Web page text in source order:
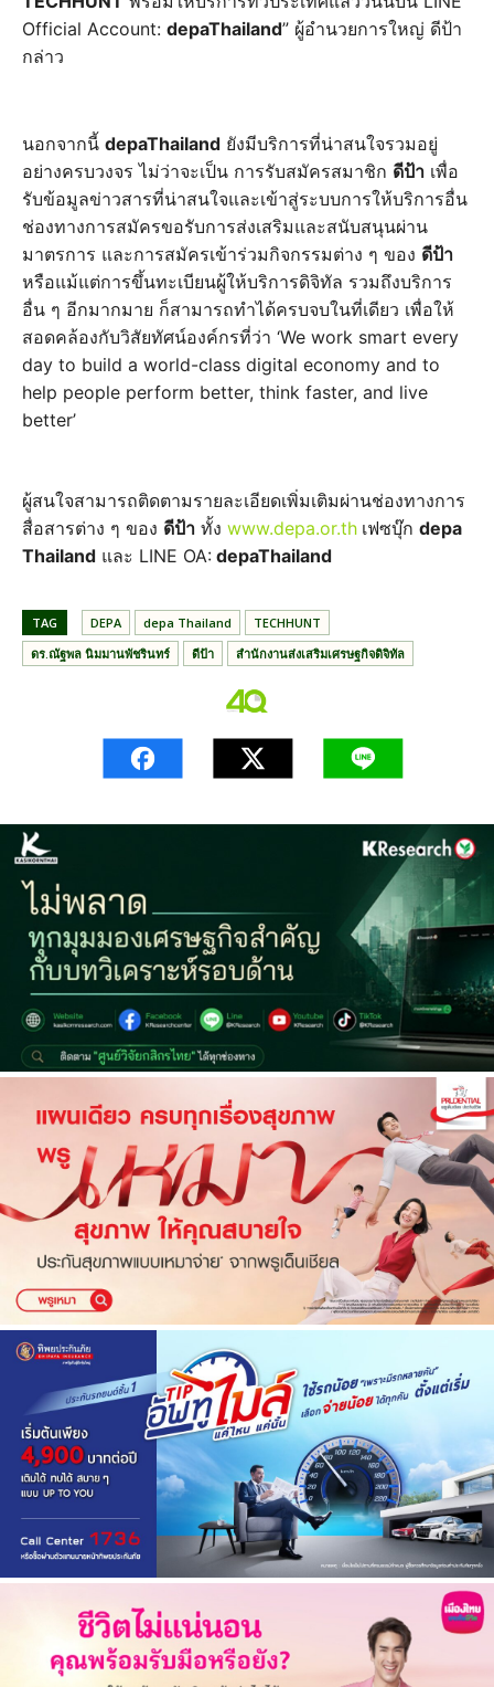
Official Account: depaThailand” ผู้อำนวยการใหญ่ ดีป้า
กล่าว
นอกจากนี้ depaThailand ยังมีบริการที่น่าสนใจรวมอยู่
อย่างครบวงจร ไม่ว่าจะเป็น การรับสมัครสมาชิก ดีป้า เพื่อ
รับข้อมูลข่าวสารที่น่าสนใจและเข้าสู่ระบบการให้บริการอื่น
ช่องทางการสมัครขอรับการส่งเสริมและสนับสนุนผ่าน
มาตรการ และการสมัครเข้าร่วมกิจกรรมต่าง ๆ ของ ดีป้า
หรือแม้แต่การขึ้นทะเบียนผู้ให้บริการดิจิทัล รวมถึงบริการ
อื่น ๆ อีกมากมาย ก็สามารถทำได้ครบจบในที่เดียว เพื่อให้
สอดคล้องกับวิสัยทัศน์องค์กรที่ว่า ‘We work smart every
day to build a world-class digital economy and to
help people perform better, think faster, and live
better’
ผู้สนใจสามารถติดตามรายละเอียดเพิ่มเติมผ่านช่องทางการ
สื่อสารต่าง ๆ ของ ดีป้า ทั้ง www.depa.or.th เฟซบุ๊ก depa
Thailand และ LINE OA: depaThailand
TAG DEPA depa Thailand
TECHHUNT
ดร.ณัฐพล นิมมานพัชรินทร์
ดีป้า สำนักงานส่งเสริมเศรษฐกิจดิจิทัล